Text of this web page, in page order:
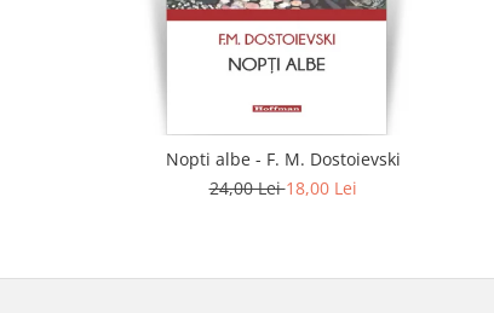
Nopti albe - F. M. Dostoievski
24,00 Lei18,00 Lei